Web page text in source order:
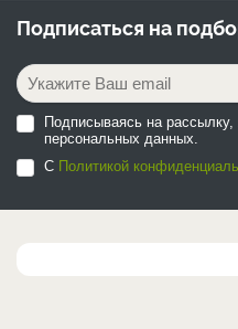
Подписаться на
Подписываясь на
персональных данных.
С Политикой